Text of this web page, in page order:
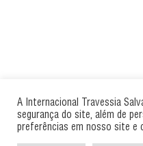
A Internacional Travessia
segurança do site, além de
preferências em nosso site e